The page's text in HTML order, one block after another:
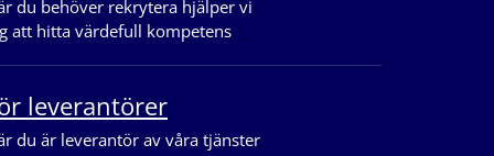
du behöver rekrytera hjälper vi
att hitta värdefull kompetens
leverantörer
du är leverantör av våra tjänster